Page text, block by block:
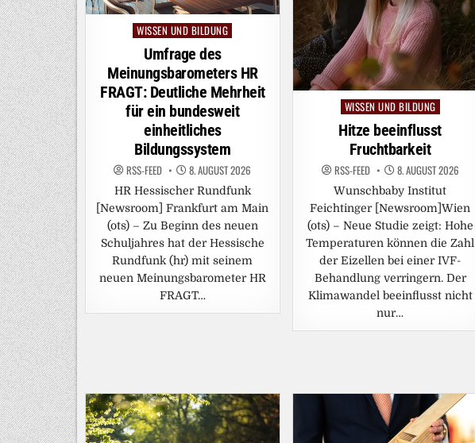
Posted
WISSEN UND BILDUNG
Umfrage des
Meinungsbarometers HR
FRAGT: Deutliche Mehrheit
für ein bundesweit
einheitliches
Bildungssystem
RSS-FEED 8. AUGUST 2026
HR Hessischer Rundfunk
[Newsroom] Frankfurt am Main
(ots) – Zu Beginn des neuen
Schuljahres hat der Hessische
Rundfunk (hr) mit seinem
neuen Meinungsbarometer HR
FRAGT…
Posted
in
WISSEN UND BILDUNG
Hitze beeinflusst
Fruchtbarkeit
RSS-FEED 8. AUGUST 2026
Wunschbaby Institut
Feichtinger [Newsroom]Wien
(ots) – Neue Studie zeigt: Hohe
Temperaturen können die Zahl
der Eizellen bei einer IVF-
Behandlung verringern. Der
Klimawandel beeinflusst nicht
nur…